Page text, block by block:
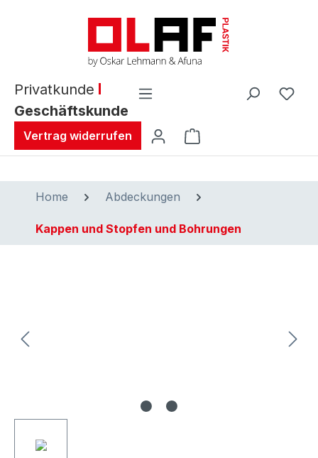
Privatkunde
Geschäftskunde
Vertrag widerrufen Warenkorb enthält
Home Abdeckungen
Kappen und Stopfen und Bohrungen